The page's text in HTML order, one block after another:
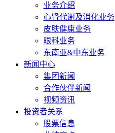
业务介绍
心肾代谢及消化业务
皮肤健康业务
眼科业务
东南亚&中东业务
新闻中心
集团新闻
合作伙伴新闻
视频资讯
投资者关系
股票信息